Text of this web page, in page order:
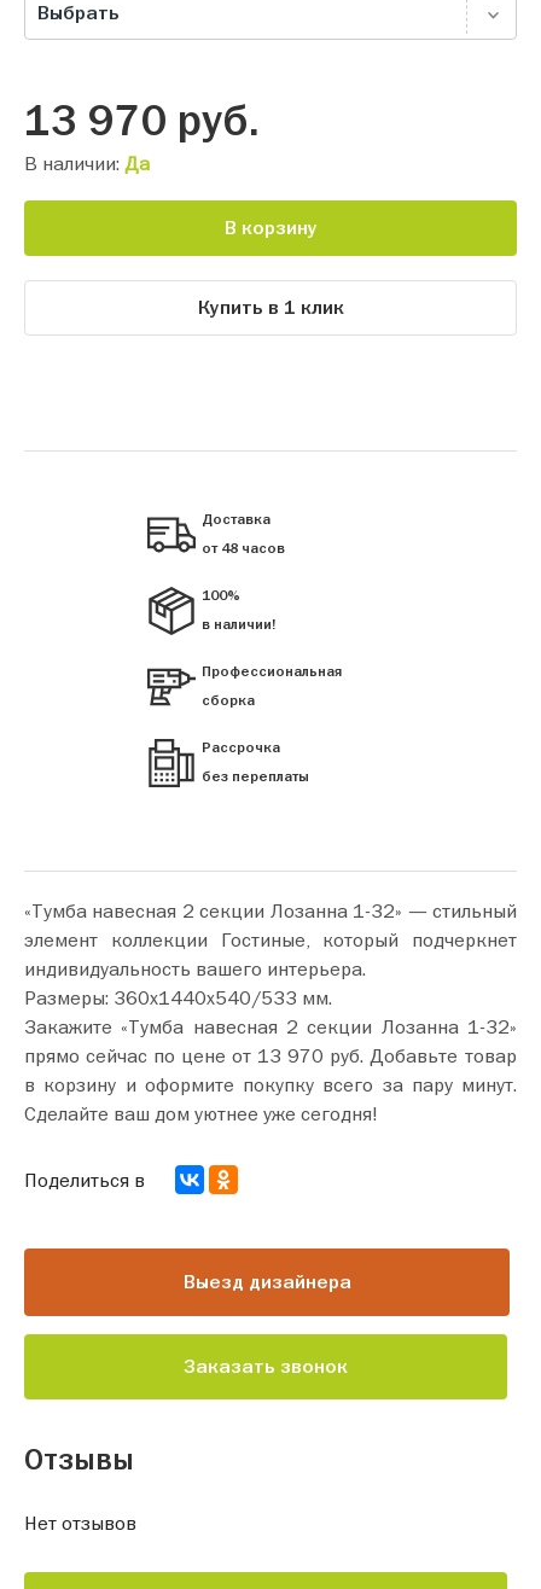
Выбрать
13 970 руб.
В наличии: Да
В корзину
Купить в 1 клик
Доставка
от 48 часов
100%
в наличии!
Профессиональная
сборка
Рассрочка
без переплаты
«Тумба навесная 2 секции Лозанна 1-32» — стильный
элемент коллекции Гостиные, который подчеркнет
индивидуальность вашего интерьера.
Размеры: 360х1440х540/533 мм.
Закажите «Тумба навесная 2 секции Лозанна 1-32»
прямо сейчас по цене от 13 970 руб. Добавьте товар
в корзину и оформите покупку всего за пару минут.
Сделайте ваш дом уютнее уже сегодня!
Выезд дизайнера
Заказать звонок
Поделиться в
Отзывы
Нет отзывов